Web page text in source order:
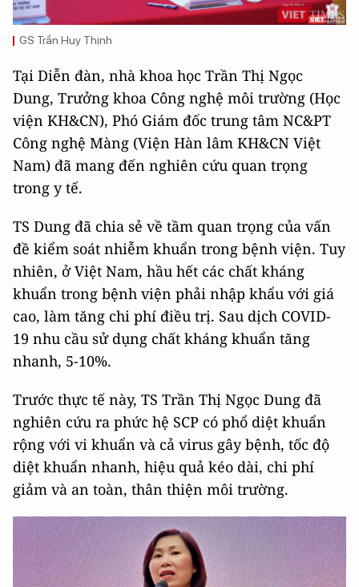
GS Trần Huy Thịnh
Tại Diễn đàn, nhà khoa học Trần Thị Ngọc
Dung, Trưởng khoa Công nghệ môi trường (Học
viện KH&CN), Phó Giám đốc trung tâm NC&PT
Công nghệ Màng (Viện Hàn lâm KH&CN Việt
Nam) đã mang đến nghiên cứu quan trọng
trong y tế.
TS Dung đã chia sẻ về tầm quan trọng của vấn
đề kiểm soát nhiễm khuẩn trong bệnh viện. Tuy
nhiên, ở Việt Nam, hầu hết các chất kháng
khuẩn trong bệnh viện phải nhập khẩu với giá
cao, làm tăng chi phí điều trị. Sau dịch COVID-
19 nhu cầu sử dụng chất kháng khuẩn tăng
nhanh, 5-10%.
Trước thực tế này, TS Trần Thị Ngọc Dung đã
nghiên cứu ra phức hệ SCP có phổ diệt khuẩn
rộng với vi khuẩn và cả virus gây bệnh, tốc độ
diệt khuẩn nhanh, hiệu quả kéo dài, chi phí
giảm và an toàn, thân thiện môi trường.